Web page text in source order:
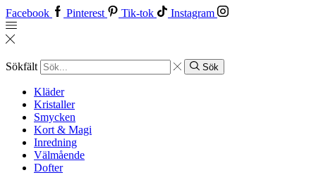
Facebook Pinterest Tik-tok Instagram
Sökfält Sök
Kläder
Kristaller
Smycken
Kort & Magi
Inredning
Välmående
Dofter